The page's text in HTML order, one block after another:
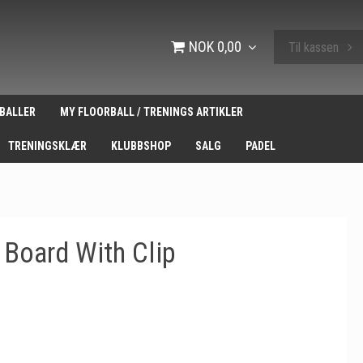
NOK 0,00 Til kassen
MY FLOORBALL / TRENINGS ARTIKLER
TRENINGSKLÆR KLUBBSHOP SALG PADEL
With Clip